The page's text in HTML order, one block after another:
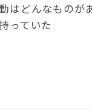
はどんなもの
っていた